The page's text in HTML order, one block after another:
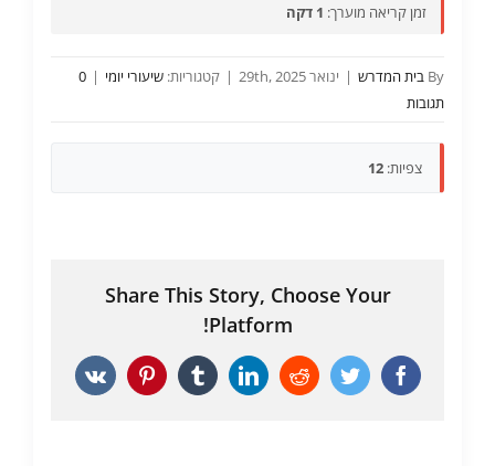
זמן קריאה מוערך: 1 דקה
By בית המדרש | ינואר 29th, 2025 | קטגוריות: שיעורי יומי |
0
תגובות
צפיות: 12
Share This Story, Choose Your
Platform!
Facebook
Twitter
Reddit
LinkedIn
Tumblr
Pinterest
Vk